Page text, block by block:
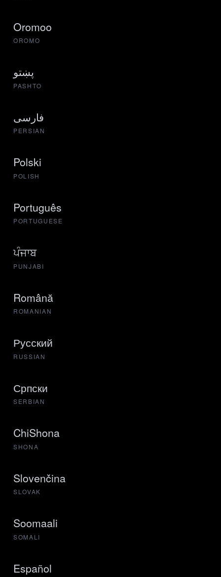
Oromoo
OROMO
پښتو
PASHTO
فارسی
PERSIAN
Polski
POLISH
Português
PORTUGUESE
ਪੰਜਾਬ
PUNJABI
Română
ROMANIAN
Русский
RUSSIAN
Српски
SERBIAN
ChiShona
SHONA
Slovenčina
SLOVAK
Soomaali
SOMALI
Español